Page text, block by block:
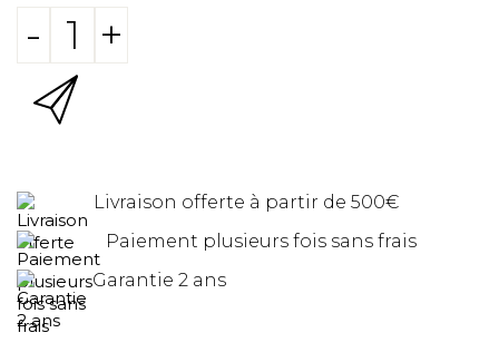
- +
Livraison offerte à partir de 500€
Paiement plusieurs fois sans frais
Garantie 2 ans